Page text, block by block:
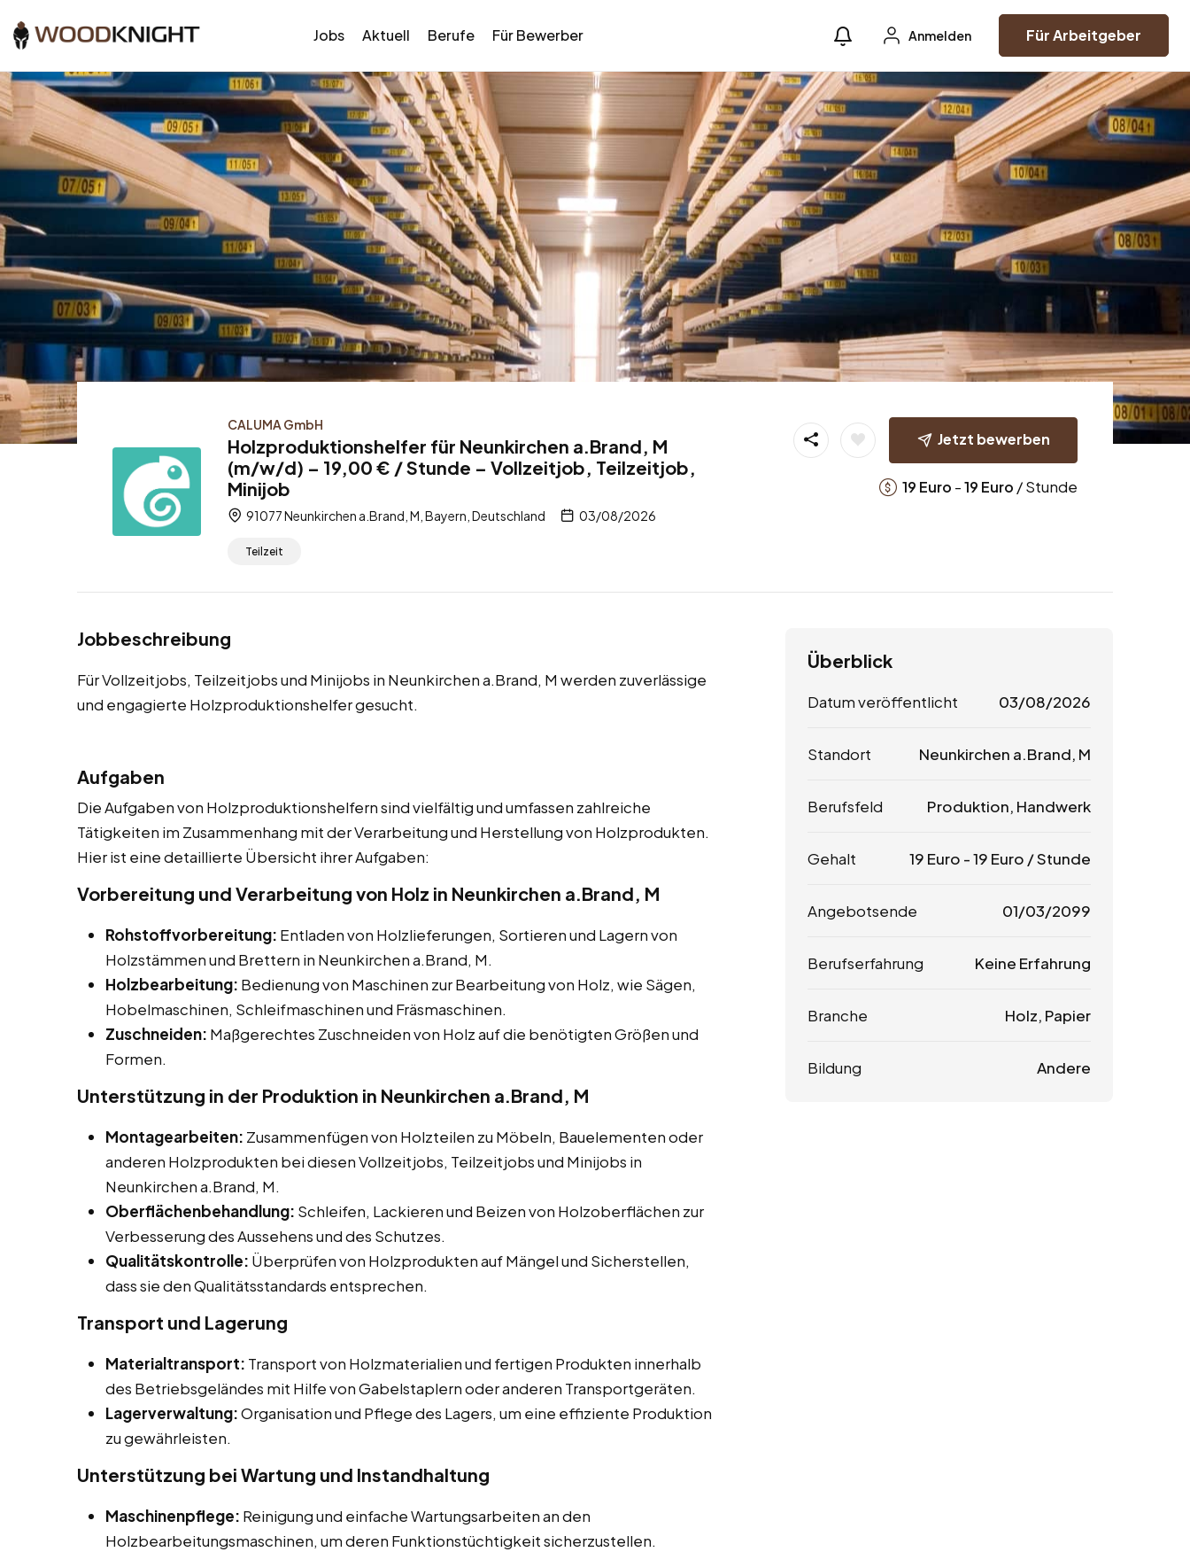
Jobs Aktuell Berufe Für Bewerber Anmelden Für Arbeitgeber
CALUMA GmbH
Holzproduktionshelfer für Neunkirchen a.Brand, M
(m/w/d) – 19,00 € / Stunde – Vollzeitjob, Teilzeitjob,
Minijob
91077 Neunkirchen a.Brand, M, Bayern, Deutschland 03/08/2026
Teilzeit
Jetzt bewerben
19 Euro -19 Euro / Stunde
Jobbeschreibung
Für Vollzeitjobs, Teilzeitjobs und Minijobs in Neunkirchen a.Brand, M werden zuverlässige
und engagierte Holzproduktionshelfer gesucht.
Aufgaben
Die Aufgaben von Holzproduktionshelfern sind vielfältig und umfassen zahlreiche
Tätigkeiten im Zusammenhang mit der Verarbeitung und Herstellung von Holzprodukten.
Hier ist eine detaillierte Übersicht ihrer Aufgaben:
Vorbereitung und Verarbeitung von Holz in Neunkirchen a.Brand, M
Rohstoffvorbereitung: Entladen von Holzlieferungen, Sortieren und Lagern von
Holzstämmen und Brettern in Neunkirchen a.Brand, M.
Holzbearbeitung: Bedienung von Maschinen zur Bearbeitung von Holz, wie Sägen,
Hobelmaschinen, Schleifmaschinen und Fräsmaschinen.
Zuschneiden: Maßgerechtes Zuschneiden von Holz auf die benötigten Größen und
Formen.
Unterstützung in der Produktion in Neunkirchen a.Brand, M
Montagearbeiten: Zusammenfügen von Holzteilen zu Möbeln, Bauelementen oder
anderen Holzprodukten bei diesen Vollzeitjobs, Teilzeitjobs und Minijobs in
Neunkirchen a.Brand, M.
Oberflächenbehandlung: Schleifen, Lackieren und Beizen von Holzoberflächen zur
Verbesserung des Aussehens und des Schutzes.
Qualitätskontrolle: Überprüfen von Holzprodukten auf Mängel und Sicherstellen,
dass sie den Qualitätsstandards entsprechen.
Transport und Lagerung
Materialtransport: Transport von Holzmaterialien und fertigen Produkten innerhalb
des Betriebsgeländes mit Hilfe von Gabelstaplern oder anderen Transportgeräten.
Lagerverwaltung:Organisation und Pflege des Lagers, um eine effiziente Produktion
zu gewährleisten.
Unterstützung bei Wartung und Instandhaltung
Maschinenpflege: Reinigung und einfache Wartungsarbeiten an den
Holzbearbeitungsmaschinen, um deren Funktionstüchtigkeit sicherzustellen.
Überblick
Datum veröffentlicht 03/08/2026
Standort Neunkirchen a.Brand, M
Berufsfeld Produktion, Handwerk
Gehalt 19 Euro -19 Euro / Stunde
Angebotsende 01/03/2099
Berufserfahrung Keine Erfahrung
Branche Holz, Papier
Bildung Andere